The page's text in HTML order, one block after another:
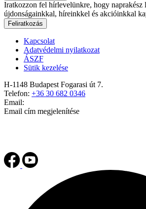
Iratkozzon fel hírlevelünkre, hogy naprakész
újdonságainkkal, híreinkkel és akcióinkkal
Feliratkozás
Kapcsolat
Adatvédelmi nyilatkozat
ÁSZF
Sütik kezelése
H-1148 Budapest Fogarasi út 7.
Telefon: +36 30 682 0346
Email:
Email cím megjelenítése